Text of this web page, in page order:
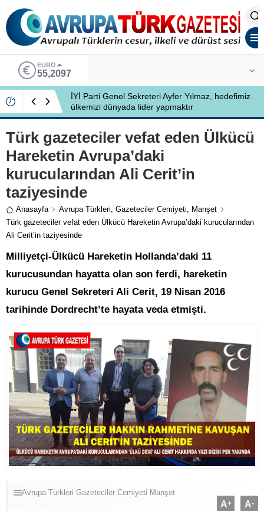
EURO
55,2097
İYİ Parti Genel Sekreteri Ayfer Yılmaz, hedefimiz
ülkemizi dünyada lider yapmaktır
Türk gazeteciler vefat eden Ülkücü
Hareketin Avrupa’daki
kurucularından Ali Cerit’in
taziyesinde
Anasayfa Avrupa Türkleri, Gazeteciler Cemiyeti, Manşet
Türk gazeteciler vefat eden Ülkücü Hareketin Avrupa’daki kurucularından
Ali Cerit’in taziyesinde
Milliyetçi-Ülkücü Hareketin Hollanda’daki 11
kurucusundan hayatta olan son ferdi, hareketin
kurucu Genel Sekreteri Ali Cerit, 19 Nisan 2016
tarihinde Dordrecht’te hayata veda etmişti.
Avrupa Türkleri Gazeteciler Cemiyeti Manşet
A+ A-